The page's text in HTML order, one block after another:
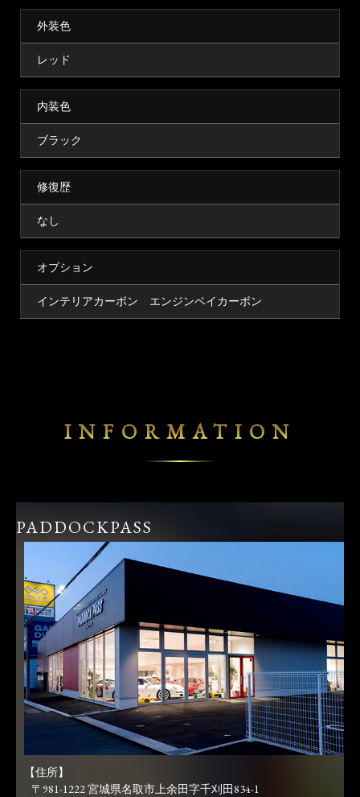
外装色
レッド
内装色
ブラック
修復歴
なし
オプション
インテリアカーボン エンジンベイカーボン
INFORMATION
PADDOCKPASS
【住所】
〒981-1222 宮城県名取市上余田字千刈田834-1